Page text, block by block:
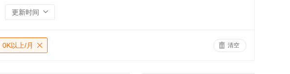
更新时间
0K以上/月 清空